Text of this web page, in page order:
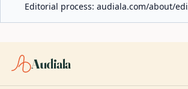
Editorial process: audiala.com/about/
Audiala